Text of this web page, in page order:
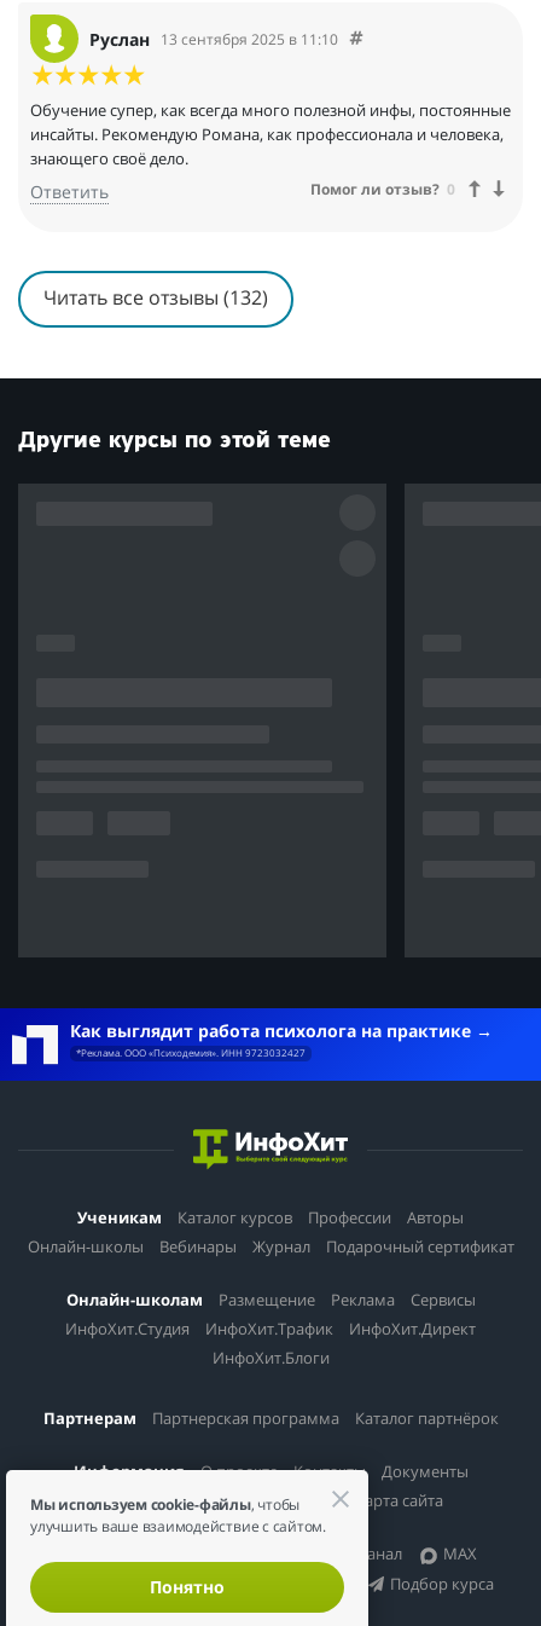
регулярные еженедельные консультации (созвоны) в рамках
курса. Если появился вопрос- ответ получишь всегда! Так же в
рамках курса всегда есть обратная связь в TG-чате. Для себя
узнала очень много интересного полезного и продолжаю
обучаться и применять полученную информацию на
практике.
Смело рекомендую обучение ребят.
Руслан 13 сентября 2025 в 11:10
Обучение супер, как всегда много полезной инфы, постоянные
инсайты. Рекомендую Романа, как профессионала и человека,
знающего своё дело.
Ответить Помог ли отзыв? 0
Читать все отзывы (132)
Другие курсы по этой теме
Как выглядит работа психолога на практике
*Реклама. ООО «Психодемия». ИНН 9723032427
Ученикам Каталог курсов Профессии
Авторы
Онлайн-школы
Вебинары Журнал Подарочный сертификат
Онлайн-школам Размещение Реклама
Сервисы
ИнфоХит.Студия
ИнфоХит.Трафик
ИнфоХит.Директ
ИнфоХит.Блоги
Партнерам Партнерская программа Каталог партнёрок
Информация О проекте Контакты
Документы
Политика конфиденциальности
Карта сайта
Telegram-канал
MAX
Канал в Дзене
Чат специалистов Подбор курса
Мы используем cookie-файлы, чтобы
улучшить ваше взаимодействие с сайтом.
Понятно